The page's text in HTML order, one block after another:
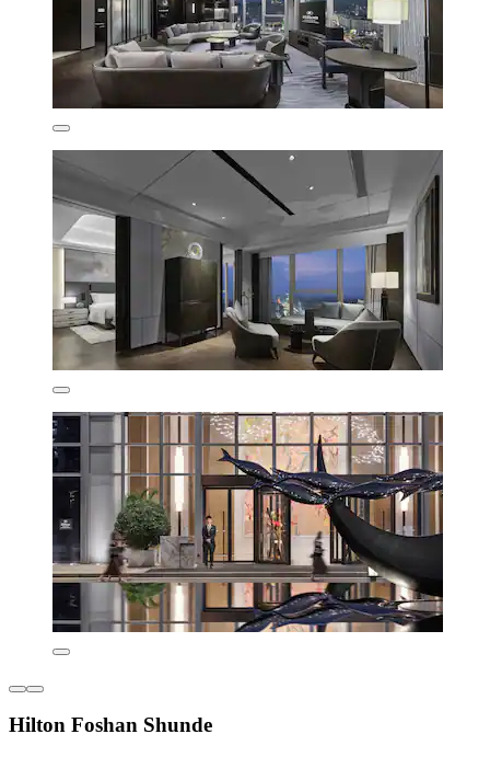
Hilton Foshan Shunde